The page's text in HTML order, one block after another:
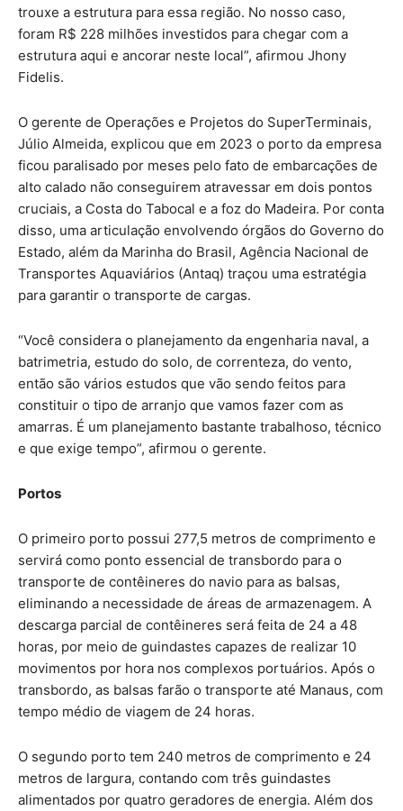
trouxe a estrutura para essa região. No nosso caso,
foram R$ 228 milhões investidos para chegar com a
estrutura aqui e ancorar neste local”, afirmou Jhony
Fidelis.
O gerente de Operações e Projetos do SuperTerminais,
Júlio Almeida, explicou que em 2023 o porto da empresa
ficou paralisado por meses pelo fato de embarcações de
alto calado não conseguirem atravessar em dois pontos
cruciais, a Costa do Tabocal e a foz do Madeira. Por conta
disso, uma articulação envolvendo órgãos do Governo do
Estado, além da Marinha do Brasil, Agência Nacional de
Transportes Aquaviários (Antaq) traçou uma estratégia
para garantir o transporte de cargas.
“Você considera o planejamento da engenharia naval, a
batrimetria, estudo do solo, de correnteza, do vento,
então são vários estudos que vão sendo feitos para
constituir o tipo de arranjo que vamos fazer com as
amarras. É um planejamento bastante trabalhoso, técnico
e que exige tempo”, afirmou o gerente.
Portos
O primeiro porto possui 277,5 metros de comprimento e
servirá como ponto essencial de transbordo para o
transporte de contêineres do navio para as balsas,
eliminando a necessidade de áreas de armazenagem. A
descarga parcial de contêineres será feita de 24 a 48
horas, por meio de guindastes capazes de realizar 10
movimentos por hora nos complexos portuários. Após o
transbordo, as balsas farão o transporte até Manaus, com
tempo médio de viagem de 24 horas.
O segundo porto tem 240 metros de comprimento e 24
metros de largura, contando com três guindastes
alimentados por quatro geradores de energia. Além dos